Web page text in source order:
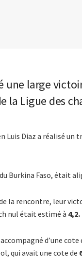
large
la Ligue des
Luis Diaz a réalisé un
Burkina Faso, était
la rencontre, leur
nul était estimé à 4,2.
d’une cote
qui avait une cote de